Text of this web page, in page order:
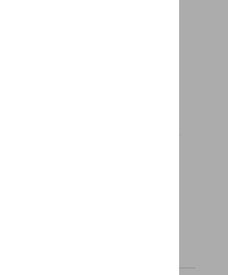
des prix recommandés
Pour connaitre le prix
de montage, veuillez
Les prix recommandés